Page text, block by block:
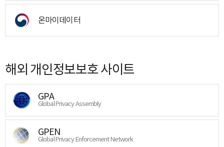
온마이데이터
해외 개인정보보호 사이트
GPA
Global Privacy Assembly
GPEN
Global Privacy Enforcement Network